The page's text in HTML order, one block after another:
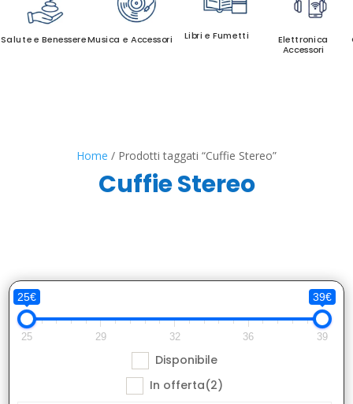
Salute e BenessereMusica e Accessori Libri e Fumetti
Elettronica
Accessori
Home / Prodotti taggati “Cuffie Stereo”
Cuffie Stereo
25€ 39€
25 29 32 36 39
Disponibile
In offerta(2)